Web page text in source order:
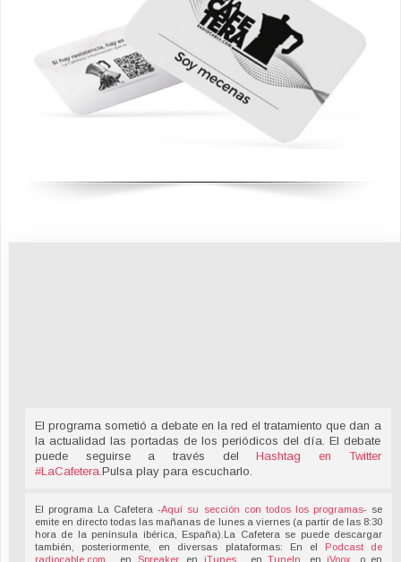
El programa sometió a debate en la red el tratamiento que dan a
la actualidad las portadas de los periódicos del día. El debate
puede seguirse a través delHashtag en Twitter
#LaCafetera Pulsa play para escucharlo.
El programa La Cafetera -Aquí su sección con todos los programas- se
emite en directo todas las mañanas de lunes a viernes (a partir de las 8:30
hora de la península ibérica, España).La Cafetera se puede descargar
también, posteriormente, en diversas plataformas: En el Podcast de
radiocable.com
, en Spreaker, en iTunes , enTuneIn , en iVoox , o en